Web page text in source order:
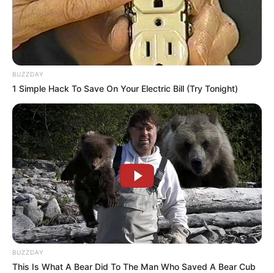
BUZZDAY
1 Simple Hack To Save On Your Electric Bill (Try Tonight)
BUZZDAY
This Is What A Bear Did To The Man Who Saved A Bear Cub